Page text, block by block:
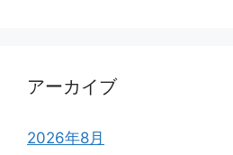
アーカイブ
2026年8月